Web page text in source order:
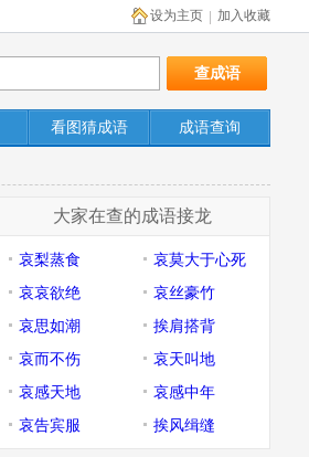
加入收藏
设为主页
看图猜成语 成语查询
大家在查的成语接龙
哀梨蒸食
哀莫大于心死
哀哀欲绝
哀丝豪竹
哀思如潮
挨肩搭背
哀而不伤
哀天叫地
哀感天地
哀感中年
哀告宾服
挨风缉缝